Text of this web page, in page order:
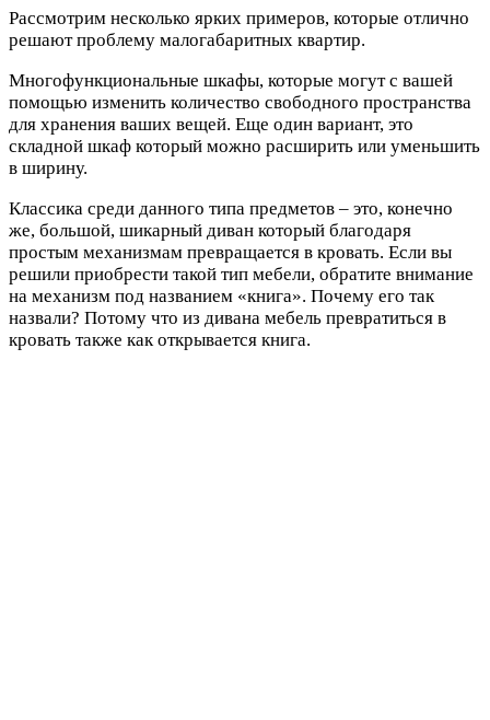
Рассмотрим несколько ярких примеров, которые отлично
решают проблему малогабаритных квартир.
Многофункциональные шкафы, которые могут с вашей
помощью изменить количество свободного пространства
для хранения ваших вещей. Еще один вариант, это
складной шкаф который можно расширить или уменьшить
в ширину.
Классика среди данного типа предметов – это, конечно
же, большой, шикарный диван который благодаря
простым механизмам превращается в кровать. Если вы
решили приобрести такой тип мебели, обратите внимание
на механизм под названием «книга». Почему его так
назвали? Потому что из дивана мебель превратиться в
кровать также как открывается книга.